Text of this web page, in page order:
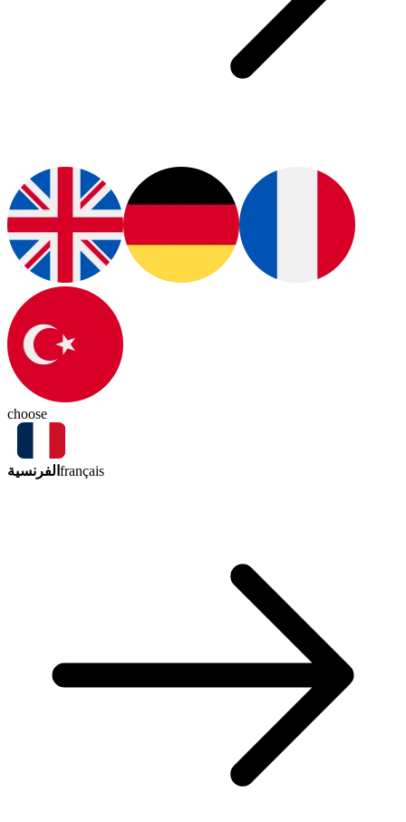
choose
الفرنسية français